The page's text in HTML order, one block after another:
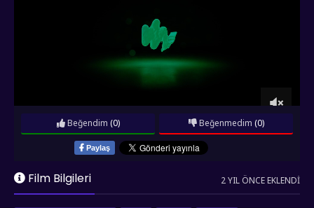
Paylaş
Beğendim (0) Beğenmedim (0)
Film Bilgileri 2 YIL ÖNCE EKLENDI